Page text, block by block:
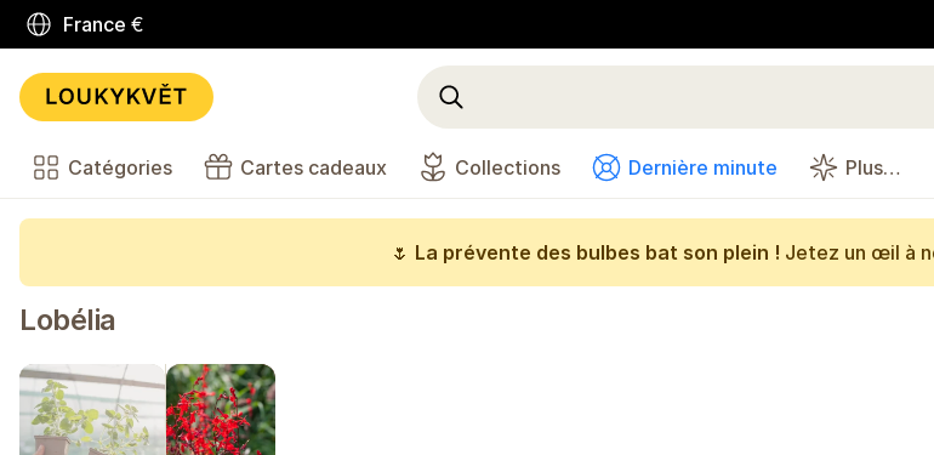
France €
Catégories Cartes cadeaux Collections Dernière minute Plus…
🌷 La prévente des bulbes bat son plein ! Jetez un œil à
Lobélia